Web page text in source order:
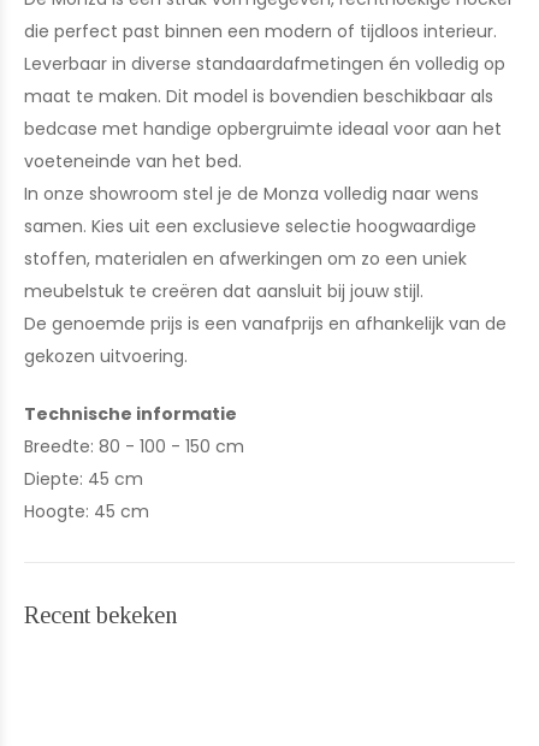
die perfect past binnen een modern of tijdloos interieur.
Leverbaar in diverse standaardafmetingen én volledig op
maat te maken. Dit model is bovendien beschikbaar als
bedcase met handige opbergruimte ideaal voor aan het
voeteneinde van het bed.
In onze showroom stel je de Monza volledig naar wens
samen. Kies uit een exclusieve selectie hoogwaardige
stoffen, materialen en afwerkingen om zo een uniek
meubelstuk te creëren dat aansluit bij jouw stijl.
De genoemde prijs is een vanafprijs en afhankelijk van de
gekozen uitvoering.
Technische informatie
Breedte: 80 - 100 - 150 cm
Diepte: 45 cm
Hoogte: 45 cm
Recent bekeken